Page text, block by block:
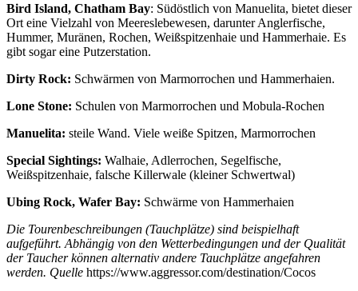
Bird Island, Chatham Bay: Südöstlich von Manuelita, bietet dieser
Ort eine Vielzahl von Meereslebewesen, darunter Anglerfische,
Hummer, Muränen, Rochen, Weißspitzenhaie und Hammerhaie. Es
gibt sogar eine Putzerstation.
Dirty Rock: Schwärmen von Marmorrochen und Hammerhaien.
Lone Stone: Schulen von Marmorrochen und Mobula-Rochen
Manuelita: steile Wand. Viele weiße Spitzen, Marmorrochen
Special Sightings: Walhaie, Adlerrochen, Segelfische,
Weißspitzenhaie, falsche Killerwale (kleiner Schwertwal)
Ubing Rock, Wafer Bay: Schwärme von Hammerhaien
Die Tourenbeschreibungen (Tauchplätze) sind beispielhaft
aufgeführt. Abhängig von den Wetterbedingungen und der Qualität
der Taucher können alternativ andere Tauchplätze angefahren
werden. Quelle https://www.aggressor.com/destination/Cocos